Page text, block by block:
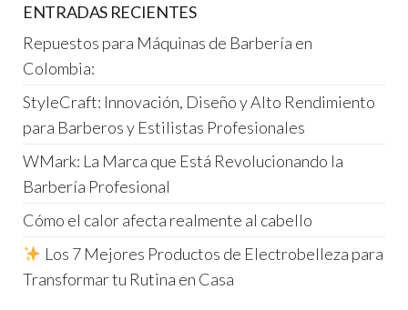
ENTRADAS RECIENTES
Repuestos para Máquinas de Barbería en
Colombia:
StyleCraft: Innovación, Diseño y Alto Rendimiento
para Barberos y Estilistas Profesionales
WMark: La Marca que Está Revolucionando la
Barbería Profesional
Cómo el calor afecta realmente al cabello
Los 7 Mejores Productos de Electrobelleza para
Transformar tu Rutina en Casa